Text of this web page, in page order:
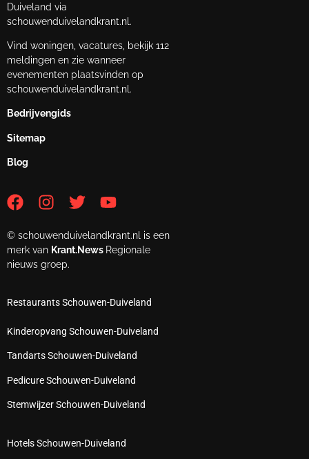
Duiveland via
schouwenduivelandkrant.nl.
Vind woningen, vacatures, bekijk 112
meldingen en zie wanneer
evenementen plaatsvinden op
schouwenduivelandkrant.nl.
Bedrijvengids
Sitemap
Blog
© schouwenduivelandkrant.nl is een
merk van Krant.News Regionale
nieuws groep.
Restaurants Schouwen-Duiveland
Kinderopvang Schouwen-Duiveland
Tandarts Schouwen-Duiveland
Pedicure Schouwen-Duiveland
Stemwijzer Schouwen-Duiveland
Hotels Schouwen-Duiveland